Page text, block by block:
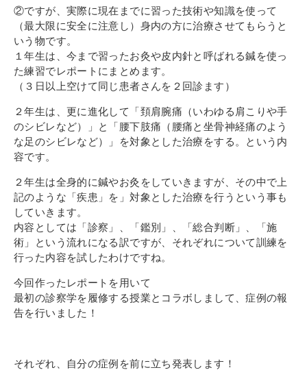
②ですが、実際に現在までに習った技術や知識を使って
（最大限に安全に注意し）身内の方に治療させてもらうと
いう物です。
１年生は、今まで習ったお灸や皮内針と呼ばれる鍼を使っ
た練習でレポートにまとめます。
（３日以上空けて同じ患者さんを２回診ます）
２年生は、更に進化して「頚肩腕痛（いわゆる肩こりや手
のシビレなど）」と「腰下肢痛（腰痛と坐骨神経痛のよう
な足のシビレなど）」を対象とした治療をする。という内
容です。
２年生は全身的に鍼やお灸をしていきますが、その中で上
記のような「疾患」を」対象とした治療を行うという事も
していきます。
内容としては「診察」、「鑑別」、「総合判断」、「施
術」という流れになる訳ですが、それぞれについて訓練を
行った内容を試したわけですね。
今回作ったレポートを用いて
最初の診察学を履修する授業とコラボしまして、症例の報
告を行いました！
それぞれ、自分の症例を前に立ち発表します！